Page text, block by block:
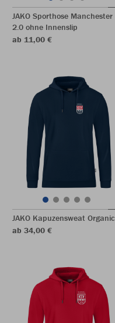
JAKO Sporthose Manchester
2.0 ohne Innenslip
ab 11,00 €
JAKO Kapuzensweat Organic
ab 34,00 €